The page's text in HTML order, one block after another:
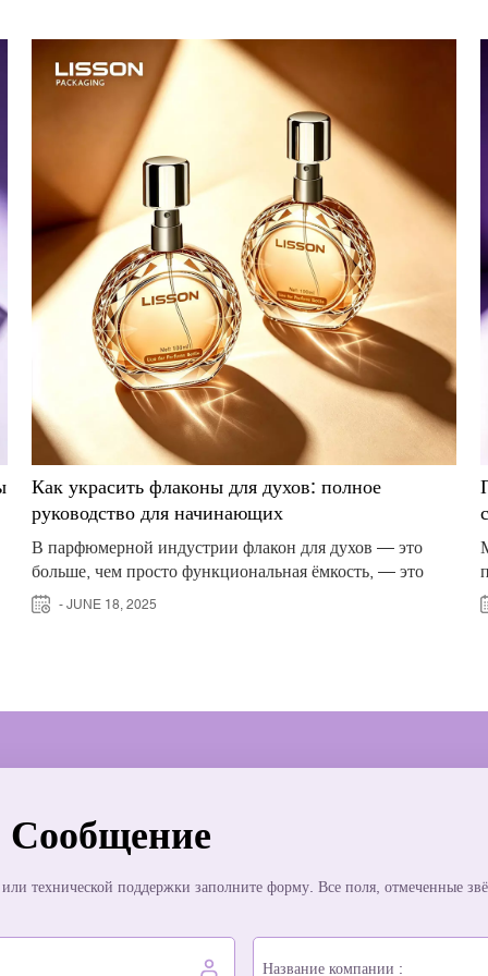
Как украсить флаконы для духов: полное
руководство для начинающих
В парфюмерной индустрии флакон для духов — это
больше, чем просто функциональная ёмкость, — это
визуальное выражение аромата внутри. Задолго до того,
как покупатель почувствует аромат, внешний вид
занимающихся оптовой упаковкой или работающих с
руководстве, рассчитанном на новичков, представлены
наиболее важные методы декорирования флаконов для
духов, используемые сегодня в индустрии красоты, а
украшение флакона для духов имеет
- JUNE 18, 2025
Сообщение
технической поддержки заполните форму. Все поля, отмеченные